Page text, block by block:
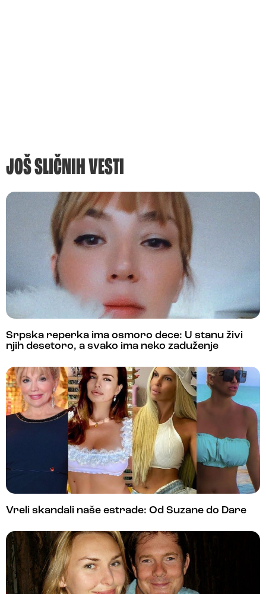
JOŠ SLIČNIH VESTI
Srpska reperka ima osmoro dece: U stanu živi
njih desetoro, a svako ima neko zaduženje
Vreli skandali naše estrade: Od Suzane do Dare